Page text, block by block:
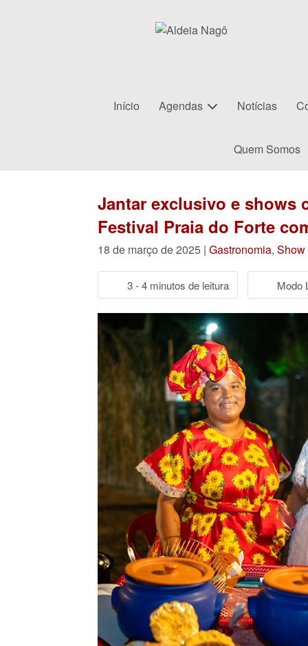
Início Agendas Notícias
Quem Somos
Jantar exclusivo e shows
Festival Praia do Forte
18 de março de 2025 | Gastronomia, Show
3 - 4 minutos de leitura Modo